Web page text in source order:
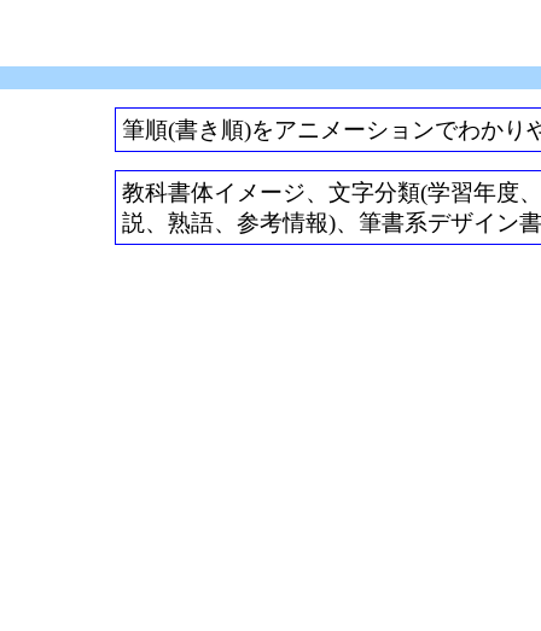
筆順(書き順)をアニメーションでわかり
教科書体イメージ、文字分類(学習年度
説、熟語、参考情報)、筆書系デザイン